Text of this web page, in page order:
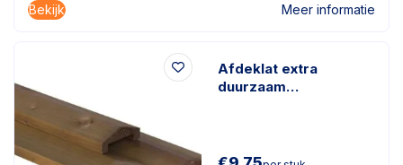
Bekijk Meer informatie
Afdeklat extra
duurzaam